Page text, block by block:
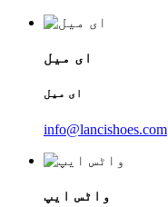
ای میل
ای میل
info@lancishoes.com
واٹس ایپ